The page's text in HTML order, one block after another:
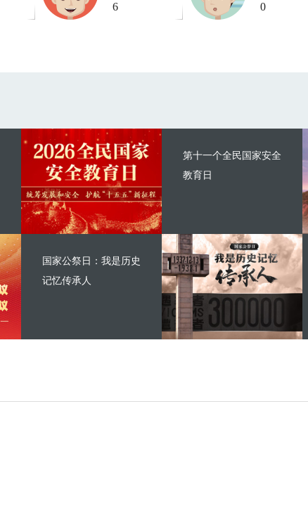
6 0
第十一个全民国家安全
教育日
国家公祭日：我是历史
记忆传承人